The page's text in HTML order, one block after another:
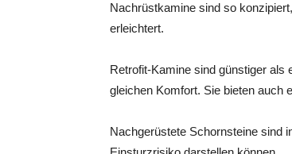
Nachrüstkamine sind so
erleichtert.
Retrofit-Kamine sind günstiger als
gleichen Komfort. Sie bieten auch
Nachgerüstete Schornsteine sind